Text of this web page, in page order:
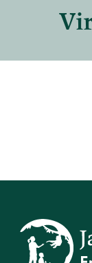
Vies de
Devenir
Faire un don